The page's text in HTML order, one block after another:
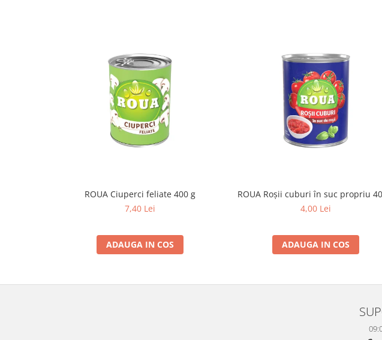
ROUA Ciuperci feliate 400 g
7,40 Lei
ADAUGA IN COS
ROUA Roșii cuburi în suc propriu
4,00 Lei
ADAUGA IN COS